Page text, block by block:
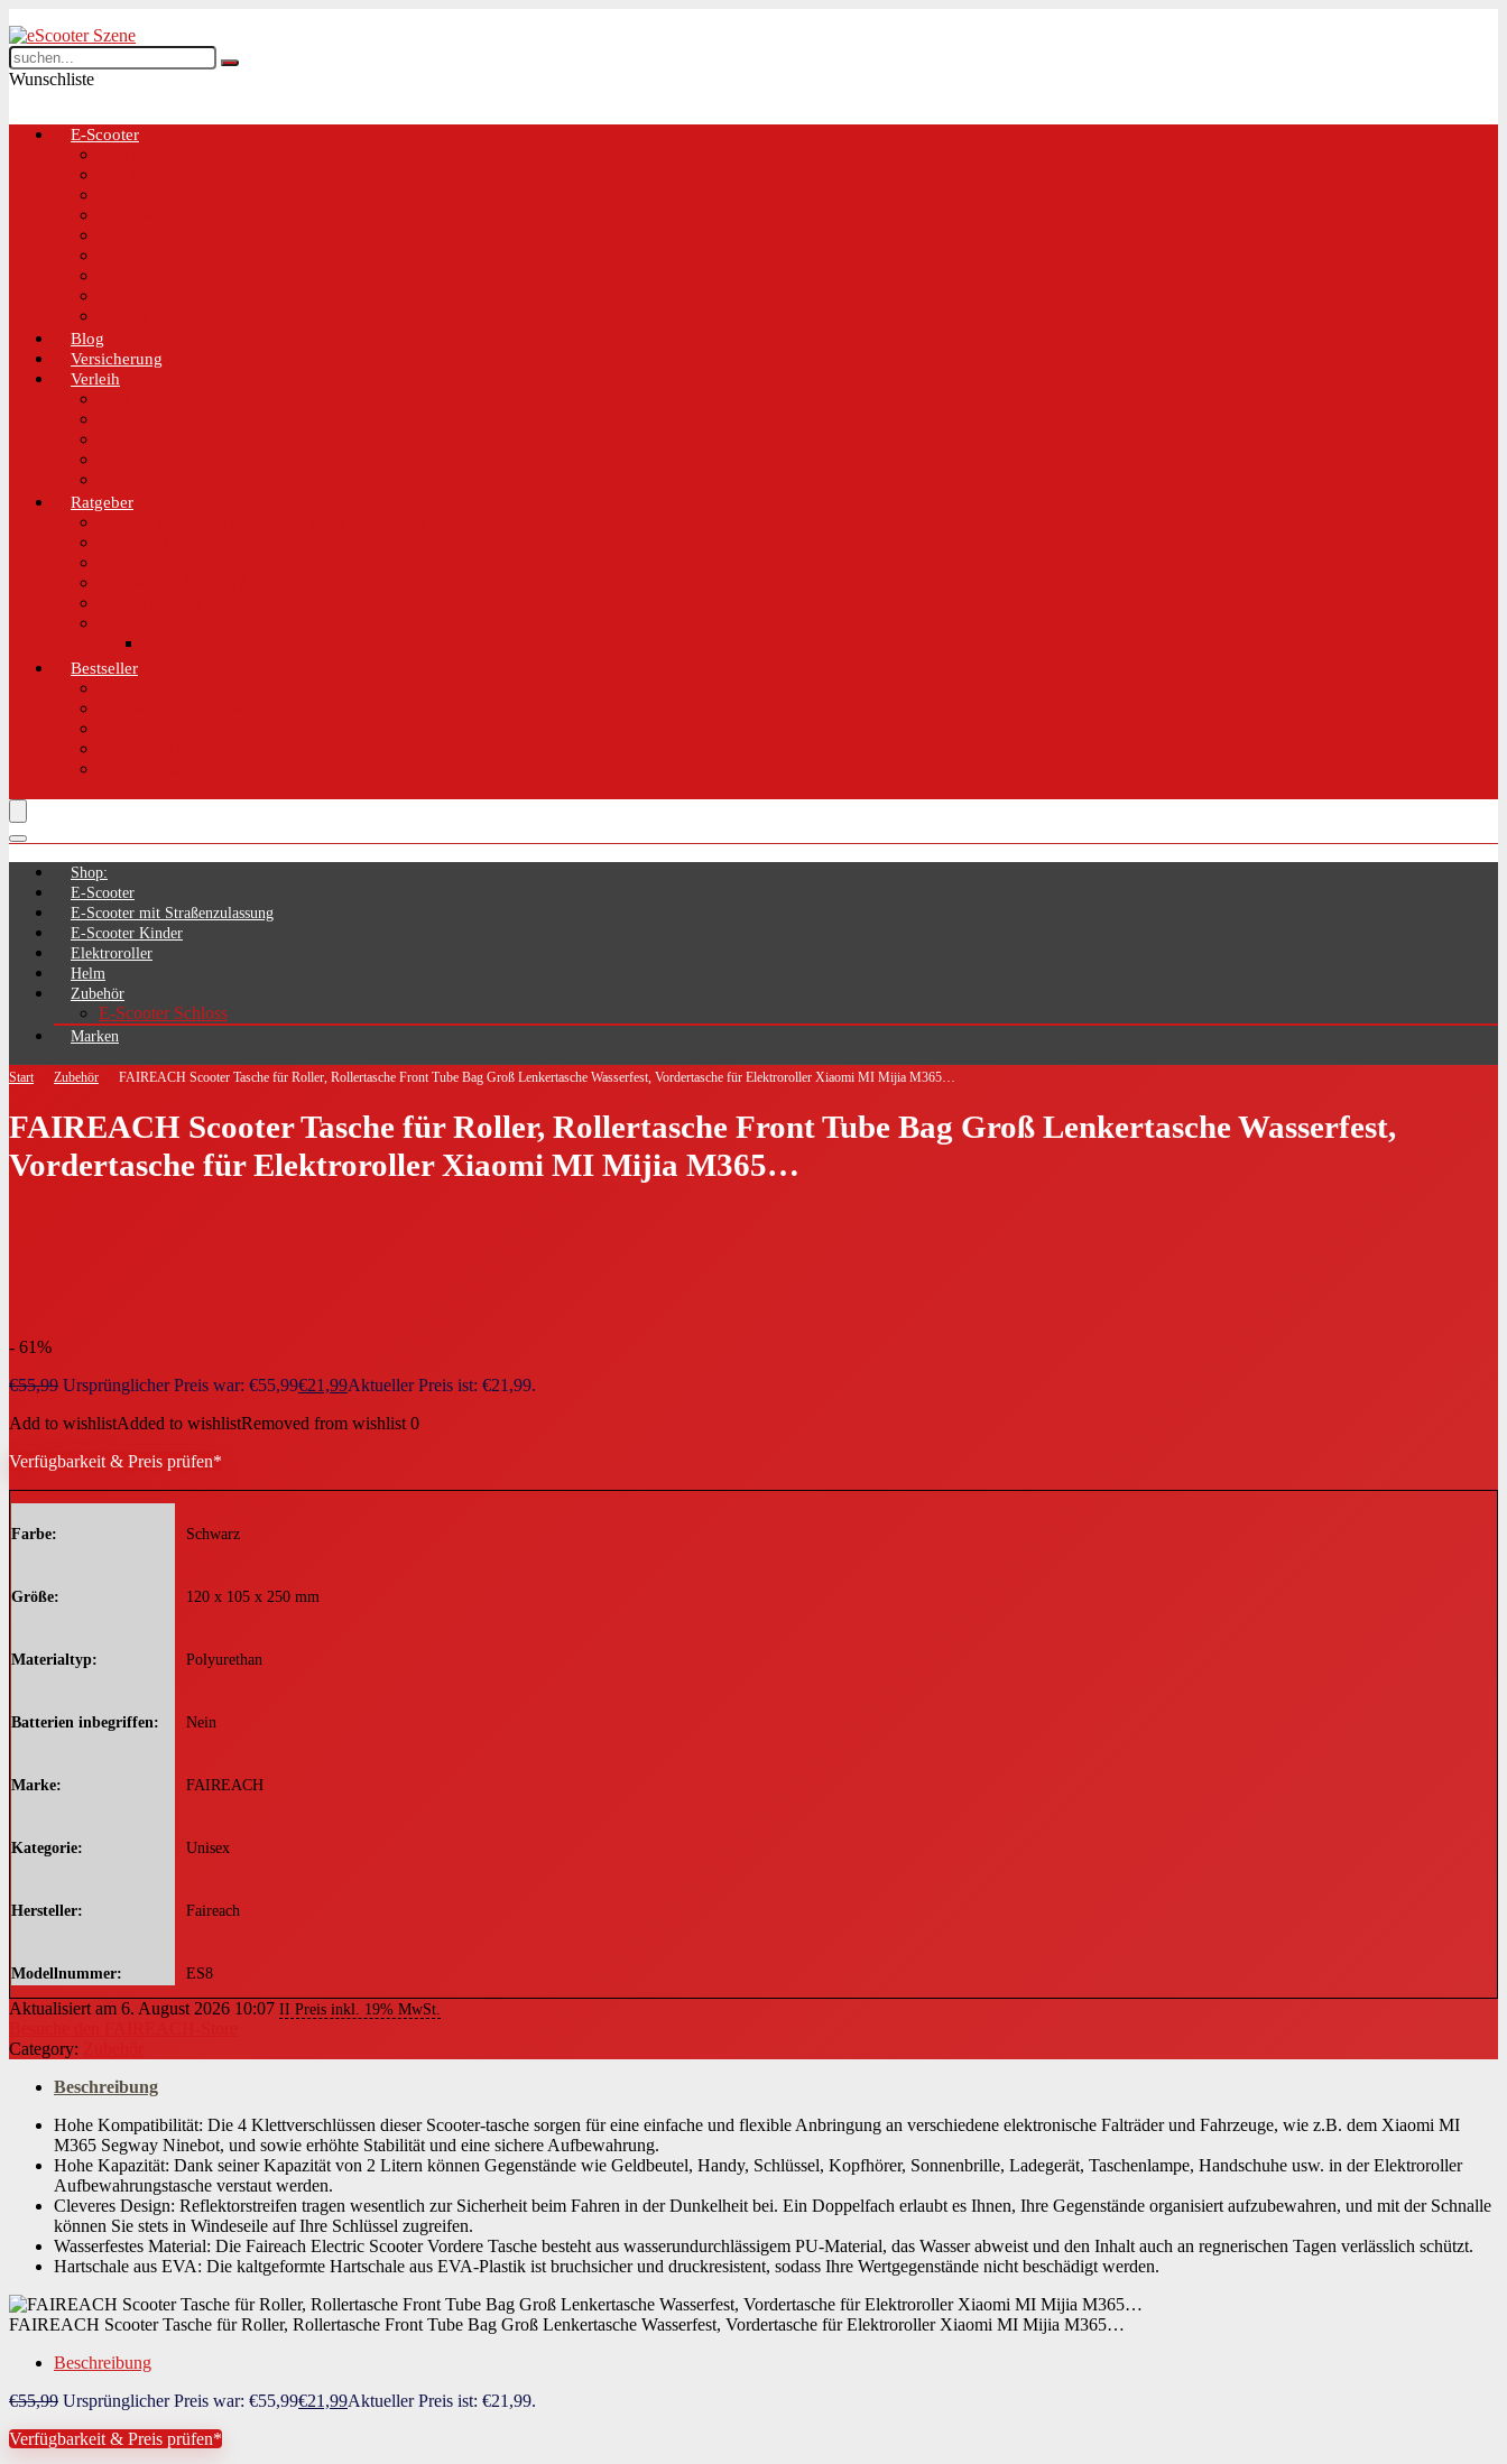
Wunschliste
E-Scooter
Blog
Versicherung
Verleih
Ratgeber
Bestseller
Shop:
E-Scooter
E-Scooter mit Straßenzulassung
E-Scooter Kinder
Elektroroller
Helm
Zubehör
E-Scooter Schloss
Marken
Start Zubehör FAIREACH Scooter Tasche für Roller, Rollertasche Front Tube Bag Groß Lenkertasche Wasserfest, Vordertasche für Elektroroller Xiaomi MI Mijia M365…
FAIREACH Scooter Tasche für Roller, Rollertasche Front Tube Bag Groß Lenkertasche Wasserfest,
Vordertasche für Elektroroller Xiaomi MI Mijia M365…
- 61%
€55,99 Ursprünglicher Preis war: €55,99€21,99Aktueller Preis ist: €21,99.
Add to wishlistAdded to wishlistRemoved from wishlist 0
Verfügbarkeit & Preis prüfen*
Farbe ‎Schwarz
Größe ‎120 x 105 x 250 mm
Materialtyp ‎Polyurethan
Batterien inbegriffen ‎Nein
Marke ‎FAIREACH
Kategorie ‎Unisex
Hersteller ‎Faireach
Modellnummer ‎ES8
Aktualisiert am 6. August 2026 10:07 II Preis inkl. 19% MwSt.
Category:
Beschreibung
Hohe Kompatibilität: Die 4 Klettverschlüssen dieser Scooter-tasche sorgen für eine einfache und flexible Anbringung an verschiedene elektronische Falträder und Fahrzeuge, wie z.B. dem Xiaomi MI
M365 Segway Ninebot, und sowie erhöhte Stabilität und eine sichere Aufbewahrung.
Hohe Kapazität: Dank seiner Kapazität von 2 Litern können Gegenstände wie Geldbeutel, Handy, Schlüssel, Kopfhörer, Sonnenbrille, Ladegerät, Taschenlampe, Handschuhe usw. in der Elektroroller
Aufbewahrungstasche verstaut werden.
Cleveres Design: Reflektorstreifen tragen wesentlich zur Sicherheit beim Fahren in der Dunkelheit bei. Ein Doppelfach erlaubt es Ihnen, Ihre Gegenstände organisiert aufzubewahren, und mit der Schnalle
können Sie stets in Windeseile auf Ihre Schlüssel zugreifen.
Wasserfestes Material: Die Faireach Electric Scooter Vordere Tasche besteht aus wasserundurchlässigem PU-Material, das Wasser abweist und den Inhalt auch an regnerischen Tagen verlässlich schützt.
Hartschale aus EVA: Die kaltgeformte Hartschale aus EVA-Plastik ist bruchsicher und druckresistent, sodass Ihre Wertgegenstände nicht beschädigt werden.
FAIREACH Scooter Tasche für Roller, Rollertasche Front Tube Bag Groß Lenkertasche Wasserfest, Vordertasche für Elektroroller Xiaomi MI Mijia M365…
Beschreibung
€55,99 Ursprünglicher Preis war: €55,99€21,99Aktueller Preis ist: €21,99.
Verfügbarkeit & Preis prüfen*